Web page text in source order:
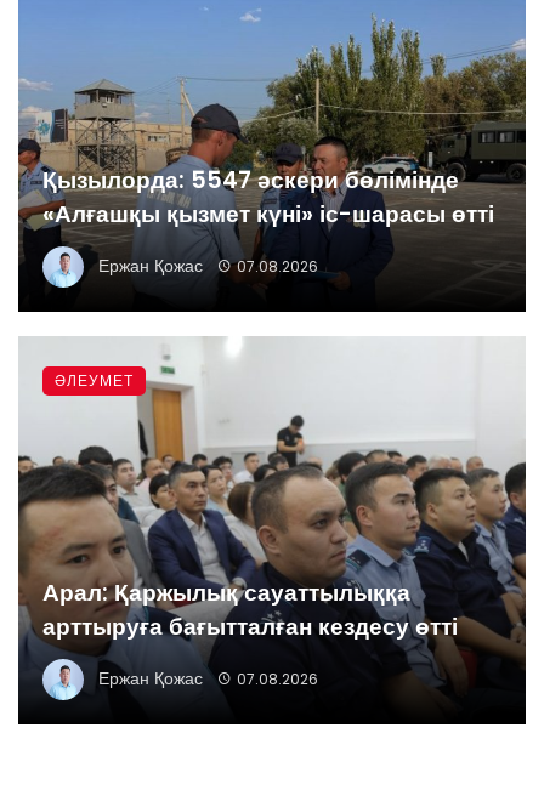
Қызылорда: 5547 әскери бөлімінде
«Алғашқы қызмет күні» іс-шарасы өтті
Ержан Қожас 07.08.2026
Арал: Қаржылық сауаттылыққа
арттыруға бағытталған кездесу өтті
Ержан Қожас 07.08.2026
ӘЛЕУМЕТ